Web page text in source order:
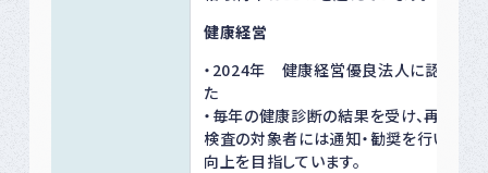
健康経営
・2024年 健康経営優良法人に認定され
た
・毎年の健康診断の結果を受け、再検査・
検査の対象者には通知・勧奨を行い、受
向上を目指しています。